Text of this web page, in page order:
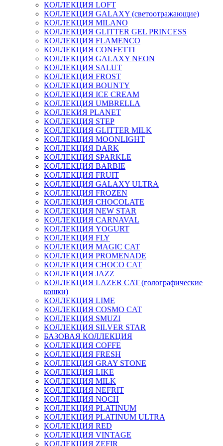
КОЛЛЕКЦИЯ LOFT
КОЛЛЕКЦИЯ GALAXY (светоотражающие)
КОЛЛЕКЦИЯ MILANO
КОЛЛЕКЦИЯ GLITTER GEL PRINCESS
КОЛЛЕКЦИЯ FLAMENCO
КОЛЛЕКЦИЯ CONFETTI
КОЛЛЕКЦИЯ GALAXY NEON
КОЛЛЕКЦИЯ SALUT
КОЛЛЕКЦИЯ FROST
КОЛЛЕКЦИЯ BOUNTY
КОЛЛЕКЦИЯ ICE CREAM
КОЛЛЕКЦИЯ UMBRELLA
КОЛЛЕКИЯ PLANET
КОЛЛЕКЦИЯ STEP
КОЛЛЕКЦИЯ GLITTER MILK
КОЛЛЕКЦИЯ MOONLIGHT
КОЛЛЕКЦИЯ DARK
КОЛЛЕКЦИЯ SPARKLE
КОЛЛЕКЦИЯ BARBIE
КОЛЛЕКЦИЯ FRUIT
КОЛЛЕКЦИЯ GALAXY ULTRA
КОЛЛЕКЦИЯ FROZEN
КОЛЛЕКЦИЯ CHOCOLATE
КОЛЛЕКЦИЯ NEW STAR
КОЛЛЕКЦИЯ CARNAVAL
КОЛЛЕКЦИЯ YOGURT
КОЛЛЕКЦИЯ FLY
КОЛЛЕКЦИЯ MAGIC CAT
КОЛЛЕКЦИЯ PROMENADE
КОЛЛЕКЦИЯ CHOCO CAT
КОЛЛЕКЦИЯ JAZZ
КОЛЛЕКЦИЯ LAZER CAT (голографические
кошки)
КОЛЛЕКЦИЯ LIME
КОЛЛЕКЦИЯ COSMO CAT
КОЛЛЕКЦИЯ SMUZI
КОЛЛЕКЦИЯ SILVER STAR
БАЗОВАЯ КОЛЛЕКЦИЯ
КОЛЛЕКЦИЯ COFFE
КОЛЛЕКЦИЯ FRESH
КОЛЛЕКЦИЯ GRAY STONE
КОЛЛЕКЦИЯ LIKE
КОЛЛЕКЦИЯ MILK
КОЛЛЕКЦИЯ NEFRIT
КОЛЛЕКЦИЯ NOCH
КОЛЛЕКЦИЯ PLATINUM
КОЛЛЕКЦИЯ PLATINUM ULTRA
КОЛЛЕКЦИЯ RED
КОЛЛЕКЦИЯ VINTAGE
КОЛЛЕКЦИЯ ZEFIR